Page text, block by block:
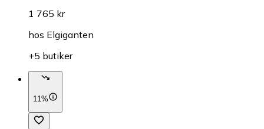
1 765 kr
hos Elgiganten
+5 butiker
11%